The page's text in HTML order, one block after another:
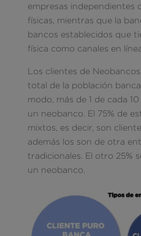
empresas independientes
físicas, mientras que la
bancos establecidos que
física como canales en
Los clientes de
total de la población
modo, más de 1 de cada
un neobanco. El 75% de
mixtos, es decir, son
además los son de otra
tradicionales. El otro 25%
un neobanco.